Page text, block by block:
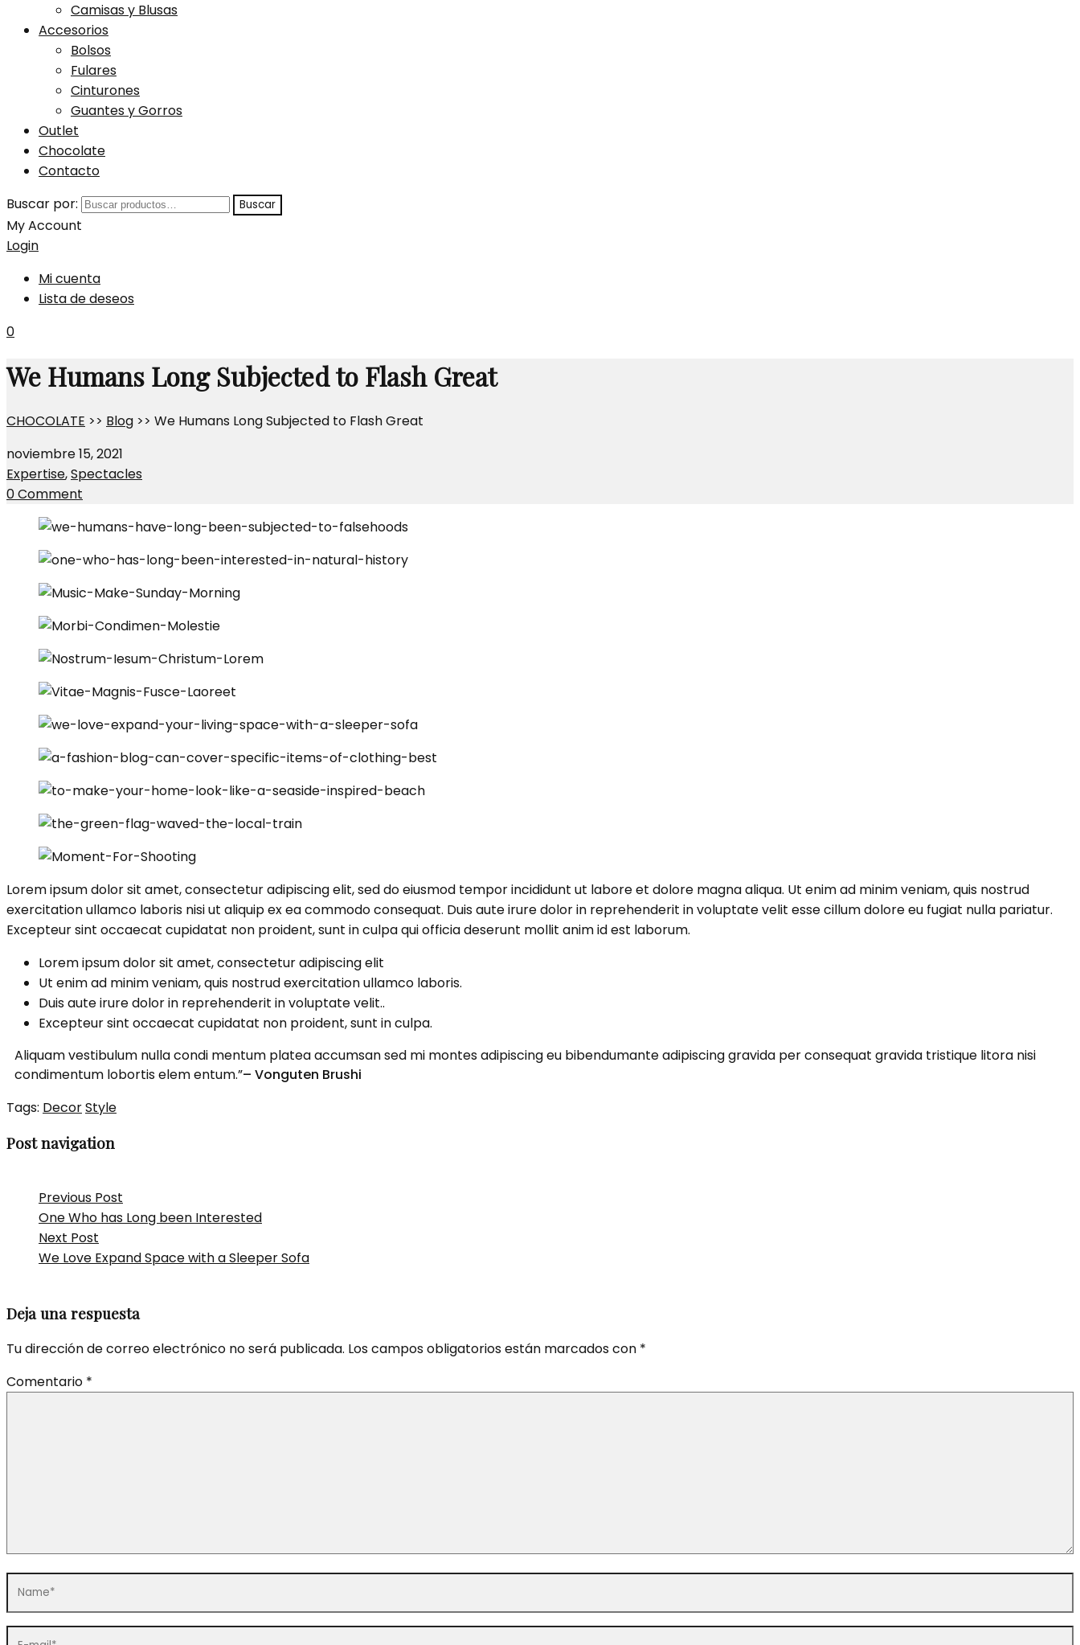
Camisas y Blusas
Accesorios
Bolsos
Fulares
Cinturones
Guantes y Gorros
Outlet
Chocolate
Contacto
Buscar por:
Buscar
My Account
Login
Mi cuenta
Lista de deseos
0
We Humans Long Subjected to Flash Great
CHOCOLATE >> Blog >> We Humans Long Subjected to Flash Great
noviembre 15, 2021
Expertise,Spectacles
0 Comment
Lorem ipsum dolor sit amet, consectetur adipiscing elit, sed do eiusmod tempor incididunt ut labore et dolore magna aliqua. Ut enim ad minim veniam, quis nostrud
exercitation ullamco laboris nisi ut aliquip ex ea commodo consequat. Duis aute irure dolor in reprehenderit in voluptate velit esse cillum dolore eu fugiat nulla pariatur.
Excepteur sint occaecat cupidatat non proident, sunt in culpa qui officia deserunt mollit anim id est laborum.
Lorem ipsum dolor sit amet, consectetur adipiscing elit
Ut enim ad minim veniam, quis nostrud exercitation ullamco laboris.
Duis aute irure dolor in reprehenderit in voluptate velit..
Excepteur sint occaecat cupidatat non proident, sunt in culpa.
Aliquam vestibulum nulla condi mentum platea accumsan sed mi montes adipiscing eu bibendumante adipiscing gravida per consequat gravida tristique litora nisi
condimentum lobortis elem entum.”– Vonguten Brushi
Tags: DecorStyle
Post navigation
Previous Post
One Who has Long been Interested
Next Post
We Love Expand Space with a Sleeper Sofa
Deja una respuesta
Tu dirección de correo electrónico no será publicada. Los campos obligatorios están marcados con *
Comentario *